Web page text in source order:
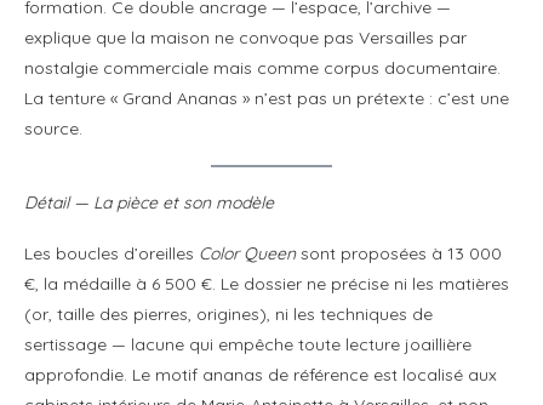
formation. Ce double ancrage — l’espace, l’archive —
explique que la maison ne convoque pas Versailles par
nostalgie commerciale mais comme corpus documentaire.
La tenture « Grand Ananas » n’est pas un prétexte : c’est une
source.
Détail — La pièce et son modèle
Les boucles d’oreilles Color Queensont proposées à 13 000
€, la médaille à 6 500 €. Le dossier ne précise ni les matières
(or, taille des pierres, origines), ni les techniques de
sertissage — lacune qui empêche toute lecture joaillière
approfondie. Le motif ananas de référence est localisé aux